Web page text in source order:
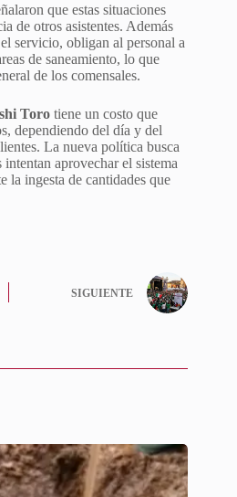
que estas situaciones
de otros asistentes. Además
servicio, obligan al personal a
de saneamiento, lo que
de los comensales.
Toro tiene un costo que
dependiendo del día y del
La nueva política busca
aprovechar el sistema
la ingesta de cantidades que
SIGUIENTE